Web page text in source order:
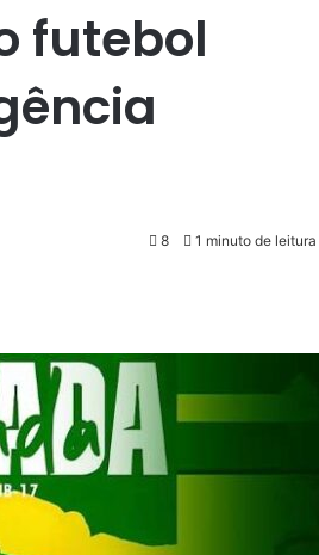
futebol
8 1 minuto de leitura